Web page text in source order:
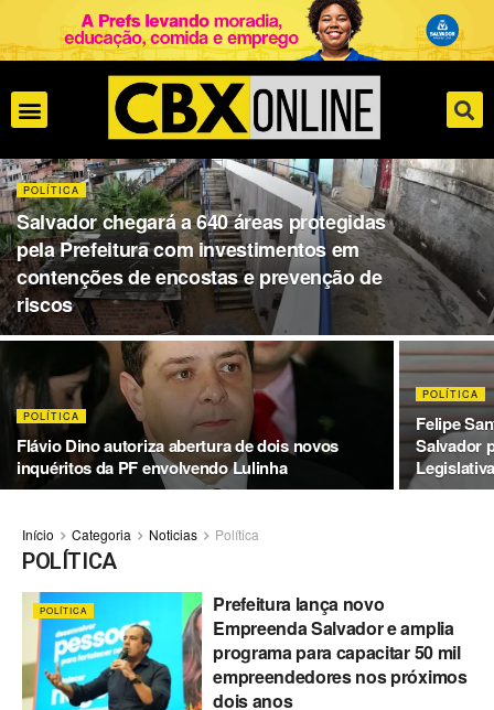
POLÍTICA
Salvador chegará a 640 áreas protegidas
pela Prefeitura com investimentos em
contenções de encostas e prevenção de
riscos
POLÍTICA
Flávio Dino autoriza abertura de dois novos
inquéritos da PF envolvendo Lulinha
POLÍTICA
Felipe
Salvador
Início Categoria Noticias Política
POLÍTICA
POLÍTICA
Prefeitura lança novo
Empreenda Salvador e amplia
programa para capacitar 50 mil
empreendedores nos próximos
dois anos